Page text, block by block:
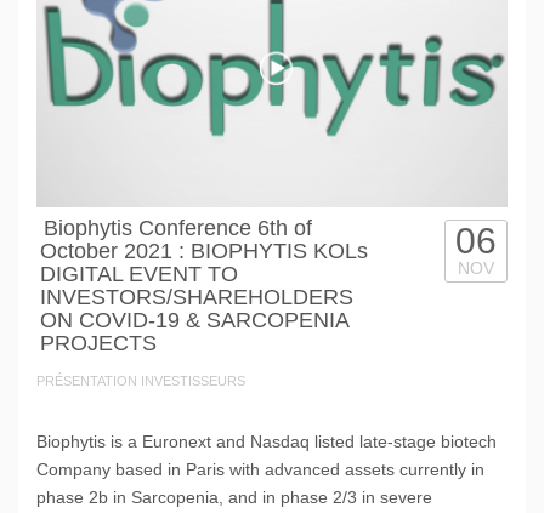
Biophytis Conference 6th of
October 2021 : BIOPHYTIS KOLs
DIGITAL EVENT TO
INVESTORS/SHAREHOLDERS
ON COVID-19 & SARCOPENIA
PROJECTS
PRÉSENTATION INVESTISSEURS
06
NOV
Biophytis is a Euronext and Nasdaq listed late-stage biotech
Company based in Paris with advanced assets currently in
phase 2b in Sarcopenia, and in phase 2/3 in severe